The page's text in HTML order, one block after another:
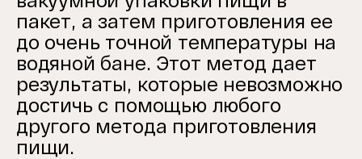
пакет, а затем приготовления ее
до очень точной температуры на
водяной бане. Этот метод дает
результаты, которые невозможно
достичь с помощью любого
другого метода приготовления
пищи.